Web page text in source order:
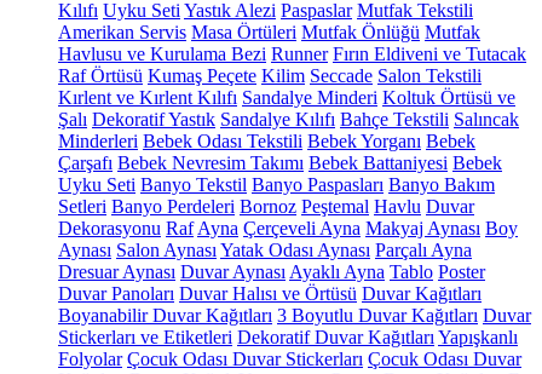
Kılıfı Uyku Seti Yastık Alezi Paspaslar Mutfak Tekstili
Amerikan Servis Masa Örtüleri Mutfak Önlüğü Mutfak
Havlusu ve Kurulama Bezi Runner Fırın Eldiveni ve Tutacak
Raf Örtüsü Kumaş Peçete Kilim Seccade Salon Tekstili
Kırlent ve Kırlent Kılıfı Sandalye Minderi Koltuk Örtüsü ve
Şalı Dekoratif Yastık Sandalye Kılıfı Bahçe Tekstili Salıncak
Minderleri Bebek Odası Tekstili Bebek Yorganı Bebek
Çarşafı Bebek Nevresim Takımı Bebek Battaniyesi Bebek
Uyku Seti Banyo Tekstil Banyo Paspasları Banyo Bakım
Setleri Banyo Perdeleri Bornoz Peştemal Havlu Duvar
Dekorasyonu Raf Ayna Çerçeveli Ayna Makyaj Aynası Boy
Aynası Salon Aynası Yatak Odası Aynası Parçalı Ayna
Dresuar Aynası Duvar Aynası Ayaklı Ayna Tablo Poster
Duvar Panoları Duvar Halısı ve Örtüsü Duvar Kağıtları
Boyanabilir Duvar Kağıtları 3 Boyutlu Duvar Kağıtları Duvar
Stickerları ve Etiketleri Dekoratif Duvar Kağıtları Yapışkanlı
Folyolar Çocuk Odası Duvar Stickerları Çocuk Odası Duvar